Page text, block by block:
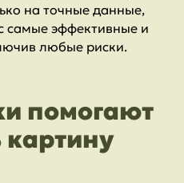
на точные данные,
самые эффективные и
любые риски.
помогают
картину